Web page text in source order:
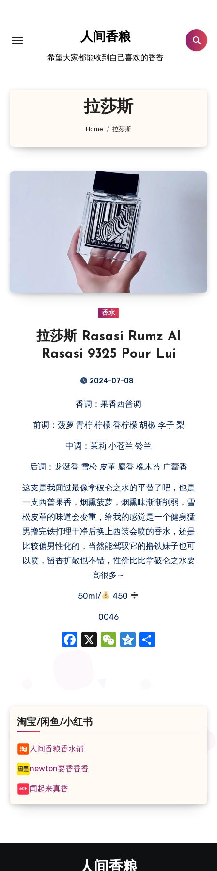
人间香粮
希望大家都能收到自己喜欢的香香
拉莎斯
Home 拉莎斯
香水
拉莎斯 Rasasi Rumz Al
Rasasi 9325 Pour Lui
2024-07-08
香调：果香西普调
前调：菠萝 青柠 柠檬 香柠檬 胡椒 李子 梨
中调：茉莉 小苍兰 铃兰
后调：龙涎香 雪松 皮革 麝香 橡木苔 广藿香
这支是我闻过最像拿破仑之水的平替了吧，也是
一支西普果香，烟熏菠萝，烟熏味渐渐削弱，雪
松皮革的味道会变重，给我的感觉是一个健身猛
男撸完铁打理干净后换上西装会喷的香水，还是
比较偏男性化的，当然能驾驭它的撸铁妹子也可
以喷，留香扩散也不错，性价比比拿破仑之水要
高很多～
50ml/ 450
0046
Facebook
X WeChat
Qzone
淘宝/闲鱼/小红书
人间香粮香水铺
newton要香香香
闻起来真香
人间香粮